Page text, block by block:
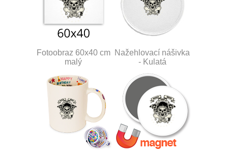
Fotoobraz 60x40 cm
malý
Nažehlovací nášivka
- Kulatá